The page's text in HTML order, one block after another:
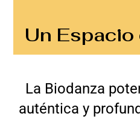
Un
La Biodanza
auténtica y